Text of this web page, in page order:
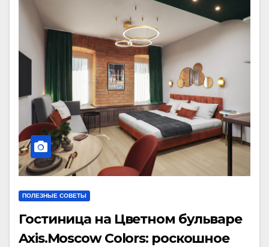
ПОЛЕЗНЫЕ СОВЕТЫ
Гостиница на Цветном бульваре
Axis.Moscow Colors: роскошное